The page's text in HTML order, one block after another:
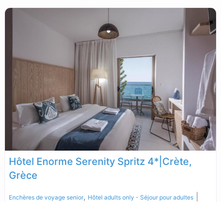
Hôtel Enorme Serenity Spritz 4*|Crète,
Grèce
Enchères de voyage senior, Hôtel adults only - Séjour pour adultes|